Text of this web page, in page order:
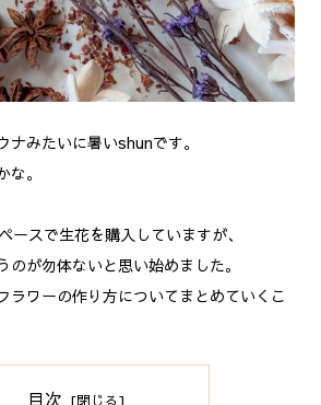
ナみたいに暑いshunです。
。
ースで生花を購入していますが、
のが勿体ないと思い始めました。
ラワーの作り方についてまとめていくこ
目次